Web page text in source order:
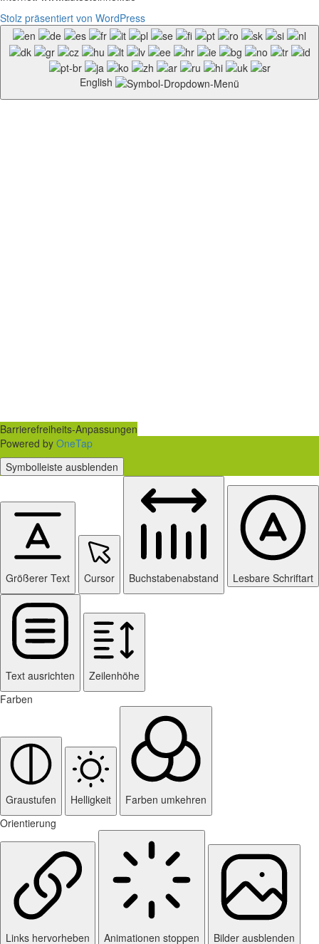
Stolz präsentiert von WordPress
English
Barrierefreiheits-Anpassungen
Powered by OneTap
Symbolleiste ausblenden
Größerer Text Cursor Buchstabenabstand Lesbare Schriftart
Text ausrichten
Zeilenhöhe
Farben
Graustufen Helligkeit
Farben umkehren
Orientierung
Links hervorheben Animationen stoppen Bilder ausblenden